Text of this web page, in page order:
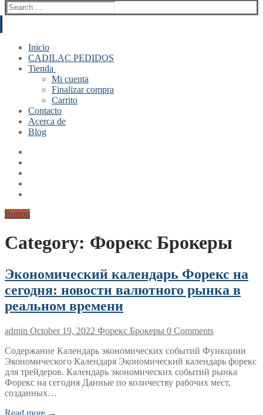
Search
for:
Inicio
CADILAC PEDIDOS
Tienda
Mi cuenta
Finalizar compra
Carrito
Contacto
Acerca de
Blog
Button
Category: Форекс Брокеры
Экономический календарь Форекс на
сегодня: новости валютного рынка в
реальном времени
admin October 19, 2022 Форекс Брокеры 0 Comments
Содержание Календарь экономических событий Функциии
Экономического Календаря Экономический календарь форекс
для трейдеров. Календарь экономических событий рынка
Форекс на сегодня Данные по количеству рабочих мест,
созданных…
Read more →